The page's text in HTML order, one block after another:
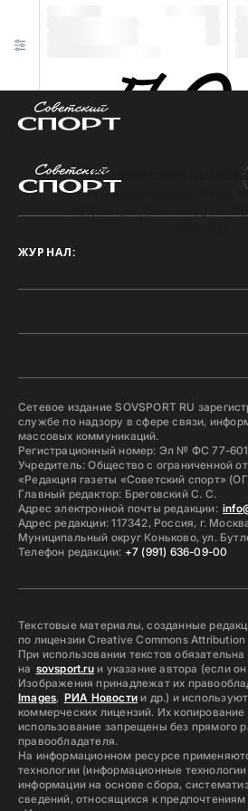
Техническая
Произошла ошибка. Чтобы
ЖУРНАЛ:
Сетевое издание SOVSPORT RU
службе по надзору в сфере связи,
массовых коммуникаций.
Регистрационный номер: Эл № ФС 77-
Учредитель: Общество с ограниченной
«Редакция газеты «Советский спорт»
Главный редактор: Бреговский С. С.
Адрес электронной почты редакции:
Адрес редакции: 117342, Россия, г.
Муниципальный округ Коньково, ул.
Телефон редакции: +7 (991) 636-09-00
Текстовые материалы, созданные
по лицензии Creative Commons
При использовании текстов
на sovsport.ruи указание автора (если он
Изображения принадлежат их
Images, РИА Новостии др.) и
коммерческих лицензий. Их копирование
использование запрещены без прямого
правообладателя.
На информационном ресурсе
технологии (информационные
информации на основе сбора,
сведений, относящихся к